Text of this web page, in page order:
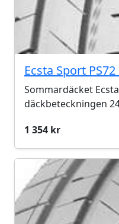
Ecsta Sport
Sommardäcket
däckbeteckningen
1 354 kr